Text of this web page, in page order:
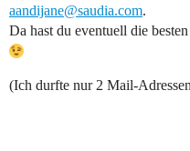
aandijane@saudia.com.
Da hast du eventuell die
(Ich durfte nur 2 Mail-